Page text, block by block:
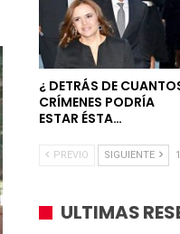
¿ DETRÁS DE
CRÍMENES PODRÍA
ESTAR ÉSTA…
PREVIO SIGUIENTE
ULTIMAS